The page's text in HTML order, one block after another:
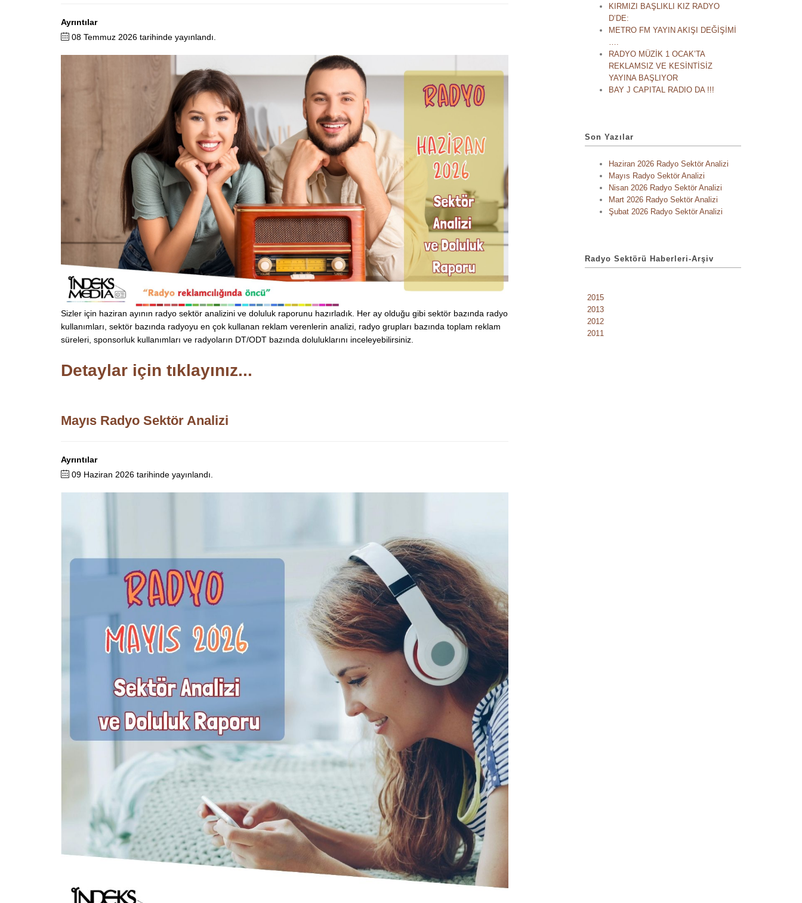
Ayrıntılar
08 Temmuz 2026 tarihinde yayınlandı.
Sizler için haziran ayının radyo sektör analizini ve doluluk raporunu hazırladık. Her ay olduğu gibi sektör bazında radyo
kullanımları, sektör bazında radyoyu en çok kullanan reklam verenlerin analizi, radyo grupları bazında toplam reklam
süreleri, sponsorluk kullanımları ve radyoların DT/ODT bazında doluluklarını inceleyebilirsiniz.
Detaylar için tıklayınız...
Mayıs Radyo Sektör Analizi
Ayrıntılar
09 Haziran 2026 tarihinde yayınlandı.
KIRMIZI BAŞLIKLI KIZ RADYO
D’DE:
METRO FM YAYIN AKIŞI DEĞİŞİMİ
….
RADYO MÜZİK 1 OCAK’TA
REKLAMSIZ VE KESİNTİSİZ
YAYINA BAŞLIYOR
BAY J CAPITAL RADIO DA !!!
Son Yazılar
Haziran 2026 Radyo Sektör Analizi
Mayıs Radyo Sektör Analizi
Nisan 2026 Radyo Sektör Analizi
Mart 2026 Radyo Sektör Analizi
Şubat 2026 Radyo Sektör Analizi
Radyo Sektörü Haberleri-Arşiv
2015
2013
2012
2011